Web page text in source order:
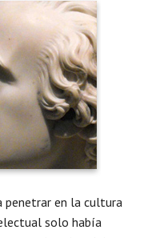
penetrar en la cultura
solo había